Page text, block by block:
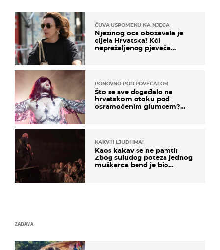
ČUVA USPOMENU NA NJEGA
Njezinog oca obožavala je
cijela Hrvatska! Kći
neprežaljenog pjevača
PONOVNO POD POVEĆALOM
Što se sve događalo na
hrvatskom otoku pod
osramoćenim glumcem?
KAKVIH LJUDI IMA!
Kaos kakav se ne pamti:
Zbog suludog poteza jednog
muškarca bend je bio
ZABAVA